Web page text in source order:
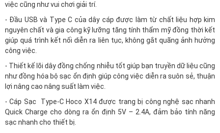
việc cũng như vui chơi giải trí.
- Đầu USB và Type C của dây cáp được làm từ chất liệu hợp kim
nguyên chất và gia công kỹ lưỡng tăng tính thẩm mỹ đồng thời kết
giúp quá trình kết nối diễn ra liên tục, không gắt quãng ảnh hưởng
công việc.
- Thiết kế lõi dây đồng chống nhiễu tốt giúp bạn truyền dữ liệu cũng
như đồng hóa bộ sạc ổn định giúp công việc diễn ra suôn sẻ, thuận
lợi nâng cao nâng suất làm việc.
- Cáp Sạc Type-C Hoco X14 được trang bị công nghệ sạc nhanh
Quick Charge cho dòng ra ổn định 5V – 2.4A, đảm bảo tính năng
sạc nhanh cho thiết bị.